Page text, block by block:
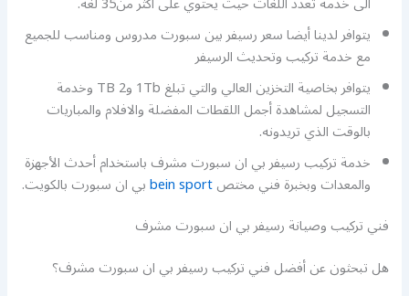
يتوافر لدينا أيضا سعر رسيفر بين سبورت مدروس ومناسب للجميع
مع خدمة تركيب وتحديث الرسيفر
يتوافر بخاصية التخزين العالي والتي تبلغ 1Tb و2 TB وخدمة
التسجيل لمشاهدة أجمل اللقطات المفضلة والافلام والمباريات
بالوقت الذي تريدونه.
خدمة تركيب رسيفر بي ان سبورت مشرف باستخدام أحدث الأجهزة
والمعدات وبخبرة فني مختصbein sportبي ان سبورت بالكويت.
فني تركيب وصيانة رسيفر بي ان سبورت مشرف
هل تبحثون عن أفضل فني تركيب رسيفر بي ان سبورت مشرف؟